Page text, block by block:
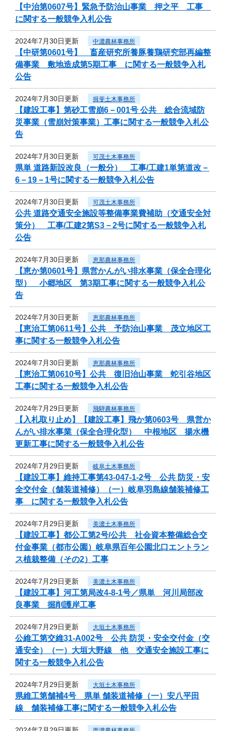
【中治第0607号】緊急予防治山事業 押之平 工事
に関する一般競争入札公告
2024年7月30日更新 中濃農林事務所
【中研第0601号】 畜産研究所養豚養鶏研究部再編整
備事業 敷地造成第5期工事 に関する一般競争入札
公告
2024年7月30日更新 揖斐土木事務所
【建設工事】第砂工雪崩6－001号 公共 総合流域防
災事業（雪崩対策事業）工事に関する一般競争入札公
告
2024年7月30日更新 可茂土木事務所
県単 道路新設改良（一般分） 工事/工建1単第道改－
6－19－1号に関する一般競争入札公告
2024年7月30日更新 可茂土木事務所
公共 道路交通安全施設等整備事業費補助（交通安全対
策分） 工事/工建2第S3－2号に関する一般競争入札
公告
2024年7月30日更新 恵那農林事務所
【恵か第0601号】県営かんがい排水事業（保全合理化
型） 小郷地区 第3期工事に関する一般競争入札公
告
2024年7月30日更新 恵那農林事務所
【恵治工第0611号】公共 予防治山事業 茂立地区工
事に関する一般競争入札公告
2024年7月30日更新 恵那農林事務所
【恵治工第0610号】公共 復旧治山事業 蛇引谷地区
工事に関する一般競争入札公告
2024年7月29日更新 飛騨農林事務所
【入札取り止め】【建設工事】飛か第0603号 県営か
んがい排水事業（保全合理化型） 中根地区 揚水機
更新工事に関する一般競争入札公告
2024年7月29日更新 岐阜土木事務所
【建設工事】維持工事第43-047-1-2号 公共 防災・安
全交付金（舗装道補修）（一）岐阜羽島線舗装補修工
事 に関する一般競争入札公告
2024年7月29日更新 美濃土木事務所
【建設工事】都公工第2号/公共 社会資本整備総合交
付金事業（都市公園）岐阜県百年公園北口エントラン
ス植栽整備（その2）工事
2024年7月29日更新 美濃土木事務所
【建設工事】河工第局改4-8-1号／県単 河川局部改
良事業 掘削護岸工事
2024年7月29日更新 大垣土木事務所
公維工第交維31-A002号 公共 防災・安全交付金（交
通安全）（一）大垣大野線 他 交通安全施設工事に
関する一般競争入札公告
2024年7月29日更新 大垣土木事務所
県維工第舗補4号 県単 舗装道補修（一）安八平田
線 舗装補修工事に関する一般競争入札公告